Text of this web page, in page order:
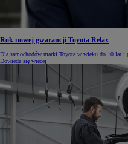
Rok nowej gwarancji Toyota Relax
Dla samochodów marki Toyota w wieku do 10 lat i
Dowiedz się więcej